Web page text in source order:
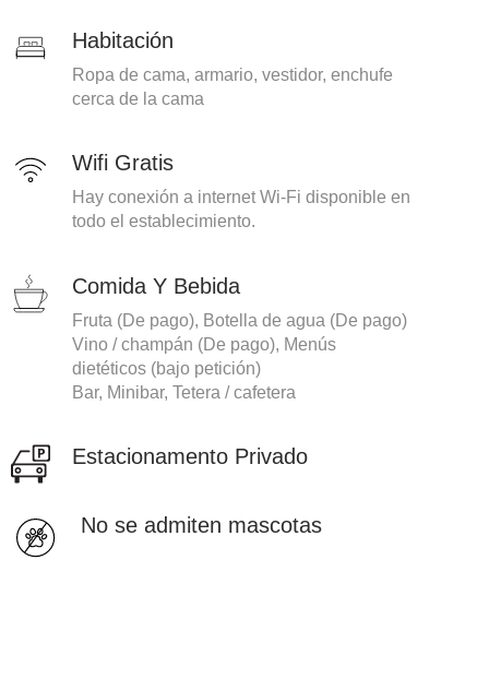
Habitación
Ropa de cama, armario, vestidor, enchufe
cerca de la cama
Wifi Gratis
Hay conexión a internet Wi-Fi disponible en
todo el establecimiento.
Comida Y Bebida
Fruta (De pago), Botella de agua (De pago)
Vino / champán (De pago), Menús
dietéticos (bajo petición)
Bar, Minibar, Tetera / cafetera
Estacionamento Privado
No se admiten mascotas